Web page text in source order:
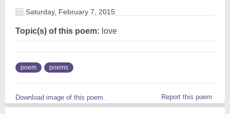
Saturday, February 7, 2015
Topic(s) of this poem: love
poem poems
Download image of this poem. Report this poem